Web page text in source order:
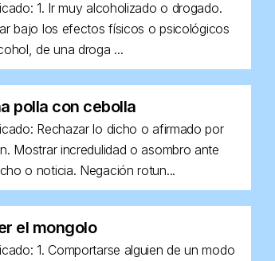
1. Ir muy alcoholizado o drogado.
bajo los efectos físicos o psicológicos
de una droga ...
polla con cebolla
Rechazar lo dicho o afirmado por
Mostrar incredulidad o asombro ante
o noticia. Negación rotun...
el mongolo
1. Comportarse alguien de un modo